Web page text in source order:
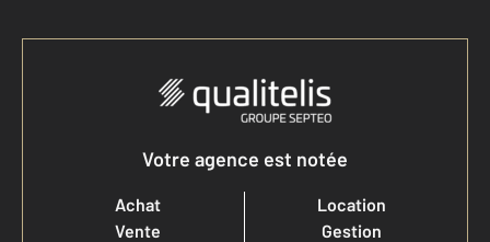
Votre agence est notée
Achat
Vente
Location
Gestion